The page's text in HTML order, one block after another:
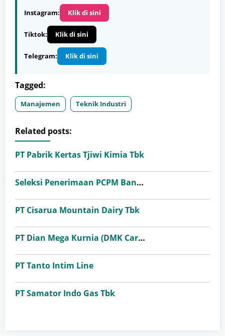
Instagram:
Klik di sini
Tiktok: Klik di sini
Telegram: Klik di sini
Tagged:
Manajemen Teknik Industri
Related posts:
PT Pabrik Kertas Tjiwi Kimia Tbk
Seleksi Penerimaan PCPM Bank Indonesia Angkatan 41
PT Cisarua Mountain Dairy Tbk
PT Dian Mega Kurnia (DMK Cargo)
PT Tanto Intim Line
PT Samator Indo Gas Tbk